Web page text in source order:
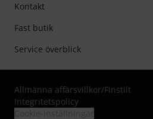
Kontakt
Fast butik
Service överblick
Allmänna affärsvillkor/Finstilt
Integritetspolicy